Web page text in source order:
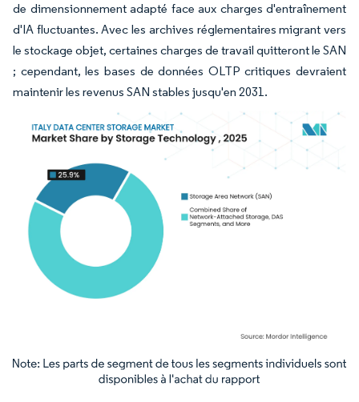
de dimensionnement adapté face aux charges d'entraînement
d'IA fluctuantes. Avec les archives réglementaires migrant vers
le stockage objet, certaines charges de travail quitteront le SAN
; cependant, les bases de données OLTP critiques devraient
maintenir les revenus SAN stables jusqu'en 2031.
Image © Mordor Intelligence. La réutilisation nécessite une attribution sous CC BY